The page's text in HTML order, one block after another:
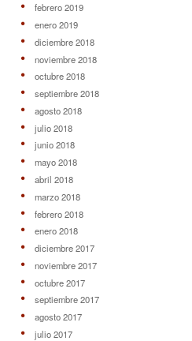
febrero 2019
enero 2019
diciembre 2018
noviembre 2018
octubre 2018
septiembre 2018
agosto 2018
julio 2018
junio 2018
mayo 2018
abril 2018
marzo 2018
febrero 2018
enero 2018
diciembre 2017
noviembre 2017
octubre 2017
septiembre 2017
agosto 2017
julio 2017